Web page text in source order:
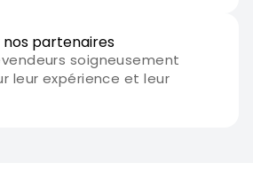
partenaires
soigneusement
leur expérience et leur